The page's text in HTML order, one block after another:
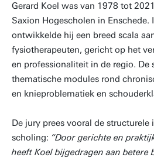
Gerard Koel was van 1978 tot
Saxion Hogescholen in Enschede.
ontwikkelde hij een breed scala
fysiotherapeuten, gericht op het
en professionaliteit in de regio.
thematische modules rond
en knieproblematiek en
De jury prees vooral de structurele
scholing: “Door gerichte en
heeft Koel bijgedragen aan betere